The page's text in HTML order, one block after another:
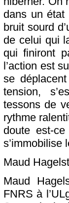
dans un état
bruit sourd
de celui qui
qui finiront
l’action est
se
tension,
tessons de
rythme
doute est-
s’immobilise
Maud
Maud
FNRS à